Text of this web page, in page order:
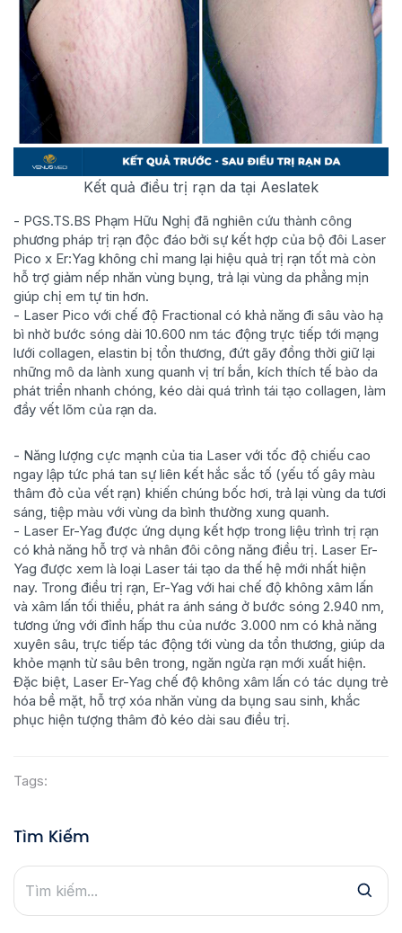
Kết quả điều trị rạn da tại Aeslatek
- PGS.TS.BS Phạm Hữu Nghị đã nghiên cứu thành công
phương pháp trị rạn độc đáo bởi sự kết hợp của bộ đôi Laser
Pico x Er:Yag không chỉ mang lại hiệu quả trị rạn tốt mà còn
hỗ trợ giảm nếp nhăn vùng bụng, trả lại vùng da phẳng mịn
giúp chị em tự tin hơn.
- Laser Pico với chế độ Fractional có khả năng đi sâu vào hạ
bì nhờ bước sóng dài 10.600 nm tác động trực tiếp tới mạng
lưới collagen, elastin bị tổn thương, đứt gãy đồng thời giữ lại
những mô da lành xung quanh vị trí bắn, kích thích tế bào da
phát triển nhanh chóng, kéo dài quá trình tái tạo collagen, làm
đầy vết lõm của rạn da.
- Năng lượng cực mạnh của tia Laser với tốc độ chiếu cao
ngay lập tức phá tan sự liên kết hắc sắc tố (yếu tố gây màu
thâm đỏ của vết rạn) khiến chúng bốc hơi, trả lại vùng da tươi
sáng, tiệp màu với vùng da bình thường xung quanh.
- Laser Er-Yag được ứng dụng kết hợp trong liệu trình trị rạn
có khả năng hỗ trợ và nhân đôi công năng điều trị. Laser Er-
Yag được xem là loại Laser tái tạo da thế hệ mới nhất hiện
nay. Trong điều trị rạn, Er-Yag với hai chế độ không xâm lấn
và xâm lấn tối thiểu, phát ra ánh sáng ở bước sóng 2.940 nm,
tương ứng với đỉnh hấp thu của nước 3.000 nm có khả năng
xuyên sâu, trực tiếp tác động tới vùng da tổn thương, giúp da
khỏe mạnh từ sâu bên trong, ngăn ngừa rạn mới xuất hiện.
Đặc biệt, Laser Er-Yag chế độ không xâm lấn có tác dụng trẻ
hóa bề mặt, hỗ trợ xóa nhăn vùng da bụng sau sinh, khắc
phục hiện tượng thâm đỏ kéo dài sau điều trị.
Tags:
Tìm Kiếm